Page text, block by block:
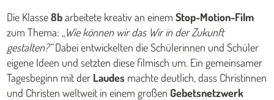
Die Klasse8barbeitete kreativ an einemStop-Motion-Film
zum Thema: „Wie können wir das Wir in der Zukunft
gestalten?“Dabei entwickelten die Schülerinnen und Schüler
eigene Ideen und setzten diese filmisch um. Ein gemeinsamer
Tagesbeginn mit der Laudes machte deutlich, dass Christinnen
und Christen weltweit in einem großen Gebetsnetzwerk